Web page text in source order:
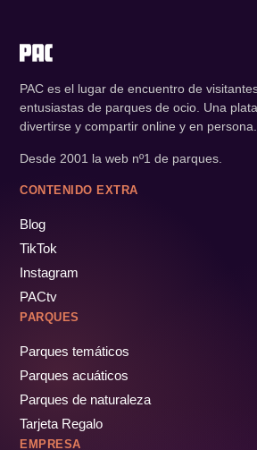
PAC es el lugar de encuentro de
entusiastas de parques de ocio. Una
divertirse y compartir online y en persona.
Desde 2001 la web nº1 de parques.
CONTENIDO EXTRA
Blog
TikTok
Instagram
PACtv
PARQUES
Parques temáticos
Parques acuáticos
Parques de naturaleza
Tarjeta Regalo
EMPRESA